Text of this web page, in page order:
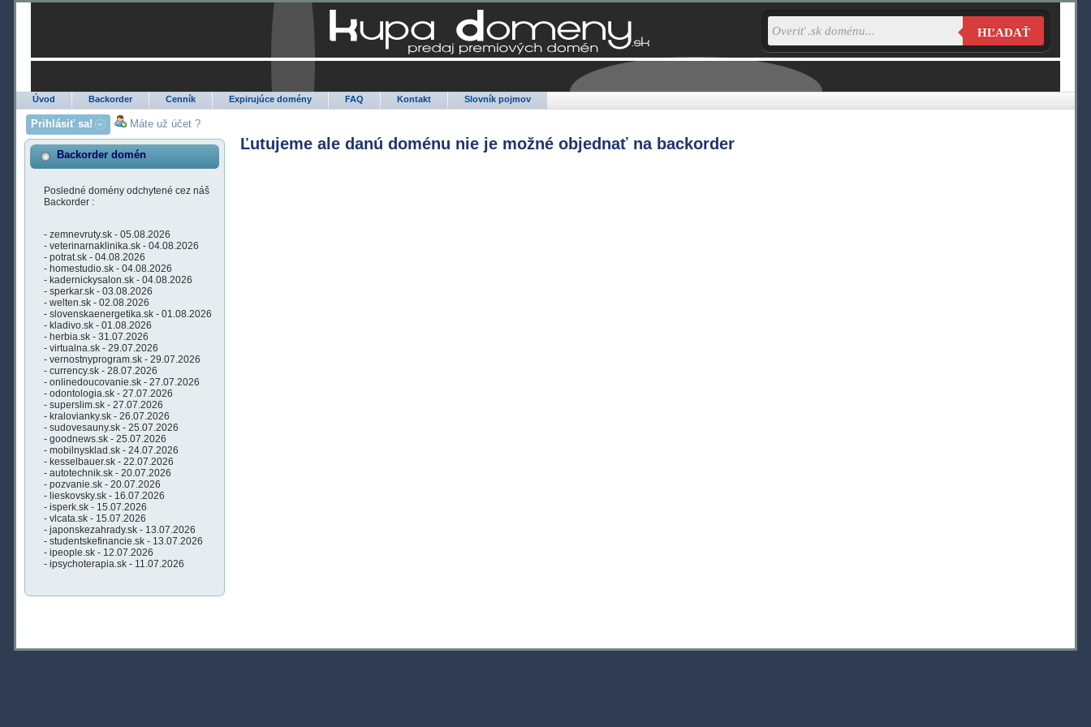
Úvod Backorder Cenník Expirujúce domény FAQ Kontakt Slovník pojmov
HĽADAŤ
Prihlásiť sa! Máte už účet ?
Backorder domén
Posledné domény odchytené cez náš
Backorder :
- zemnevruty.sk - 05.08.2026
- veterinarnaklinika.sk - 04.08.2026
- potrat.sk - 04.08.2026
- homestudio.sk - 04.08.2026
- kadernickysalon.sk - 04.08.2026
- sperkar.sk - 03.08.2026
- welten.sk - 02.08.2026
- slovenskaenergetika.sk - 01.08.2026
- kladivo.sk - 01.08.2026
- herbia.sk - 31.07.2026
- virtualna.sk - 29.07.2026
- vernostnyprogram.sk - 29.07.2026
- currency.sk - 28.07.2026
- onlinedoucovanie.sk - 27.07.2026
- odontologia.sk - 27.07.2026
- superslim.sk - 27.07.2026
- kralovianky.sk - 26.07.2026
- sudovesauny.sk - 25.07.2026
- goodnews.sk - 25.07.2026
- mobilnysklad.sk - 24.07.2026
- kesselbauer.sk - 22.07.2026
- autotechnik.sk - 20.07.2026
- pozvanie.sk - 20.07.2026
- lieskovsky.sk - 16.07.2026
- isperk.sk - 15.07.2026
- vlcata.sk - 15.07.2026
- japonskezahrady.sk - 13.07.2026
- studentskefinancie.sk - 13.07.2026
- ipeople.sk - 12.07.2026
- ipsychoterapia.sk - 11.07.2026
Ľutujeme ale danú doménu nie je možné objednať na backorder